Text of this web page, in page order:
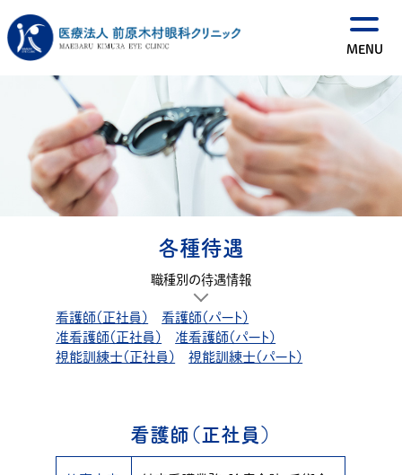
各種待遇
職種別の待遇情報
看護師（正社員）
看護師（パート）
准看護師（正社員）
准看護師（パート）
視能訓練士（正社員）
視能訓練士（パート）
看護師（正社員）